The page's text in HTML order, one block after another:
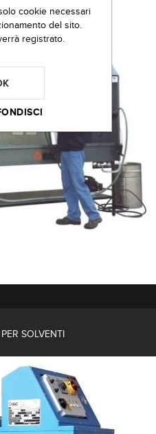
SOLVENTI
cookie necessari
del sito.
registrato.